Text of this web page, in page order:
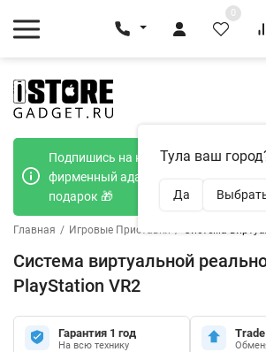
0
Тула ваш
Да
Подпишись на наш телеграмм канал
фирменный адаптер Type-C 20W при
подарок 🎁
Главная / Игровые Приставки / Система
Система виртуальной
PlayStation VR2
Гарантия 1 год
На всю технику